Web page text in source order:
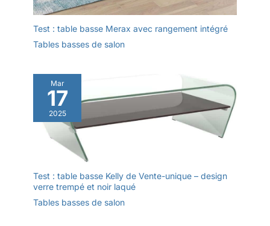
Test : table basse Merax avec rangement intégré
Tables basses de salon
Mar
17
2025
Test : table basse Kelly de Vente-unique – design
verre trempé et noir laqué
Tables basses de salon